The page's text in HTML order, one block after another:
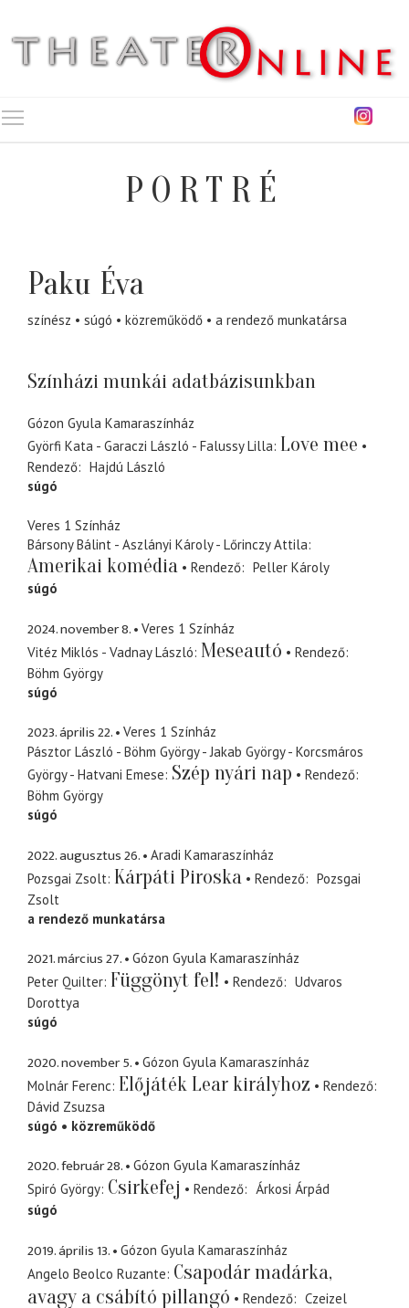
PORTRÉ
Paku Éva
színész súgó közreműködő a rendező munkatársa
Színházi munkái adatbázisunkban
Gózon Gyula Kamaraszínház
Györfi Kata - Garaczi László - Falussy Lilla Love mee
Rendező
Hajdú László
súgó
Veres 1 Színház
Bársony Bálint - Aszlányi Károly - Lőrinczy Attila
Amerikai komédia Rendező
Peller Károly
súgó
2024. november 8.
Veres 1 Színház
Vitéz Miklós - Vadnay László Meseautó
Rendező
Böhm György
súgó
2023. április 22.
Veres 1 Színház
Pásztor László - Böhm György - Jakab György - Korcsmáros
György - Hatvani Emese Szép nyári nap
Rendező
Böhm György
súgó
2022. augusztus 26.
Aradi Kamaraszínház
Pozsgai Zsolt Kárpáti Piroska Rendező
Pozsgai
Zsolt
a rendező munkatársa
2021. március 27.
Gózon Gyula Kamaraszínház
Peter Quilter Függönyt fel! Rendező
Udvaros
Dorottya
súgó
2020. november 5.
Gózon Gyula Kamaraszínház
Molnár Ferenc Előjáték Lear királyhoz
Rendező
Dávid Zsuzsa
súgó
közreműködő
2020. február 28.
Gózon Gyula Kamaraszínház
Spiró György Csirkefej Rendező
Árkosi Árpád
súgó
2019. április 13.
Gózon Gyula Kamaraszínház
Angelo Beolco Ruzante Csapodár madárka,
avagy a csábító pillangó
Rendező
Czeizel